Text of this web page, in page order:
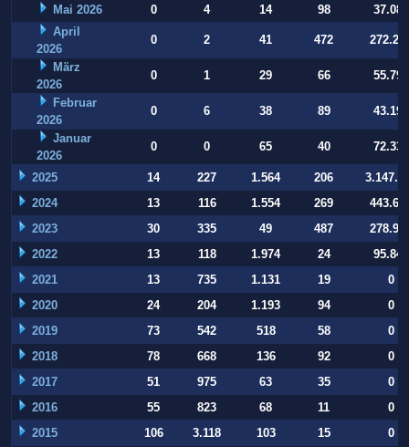
Mai 2026 0 4 14 98
37.084
April
2026
0 2 41 472
März
2026
0 1 29 66
55.794
Februar
2026
0 6 38 89
43.197
Januar
2026
0 0 65 40 72.332
2025 14 227 1.564 206
2024
13 116 1.554 269
2023
30 335 49 487
2022
13 118 1.974 24
95.847
2021
13 735 1.131 19
0
2020
24 204 1.193 94
0
2019
73 542 518 58
0
2018
78 668 136 92
0
2017
51 975 63 35
0
2016
55 823 68 11
0
2015
106 3.118 103 15
0